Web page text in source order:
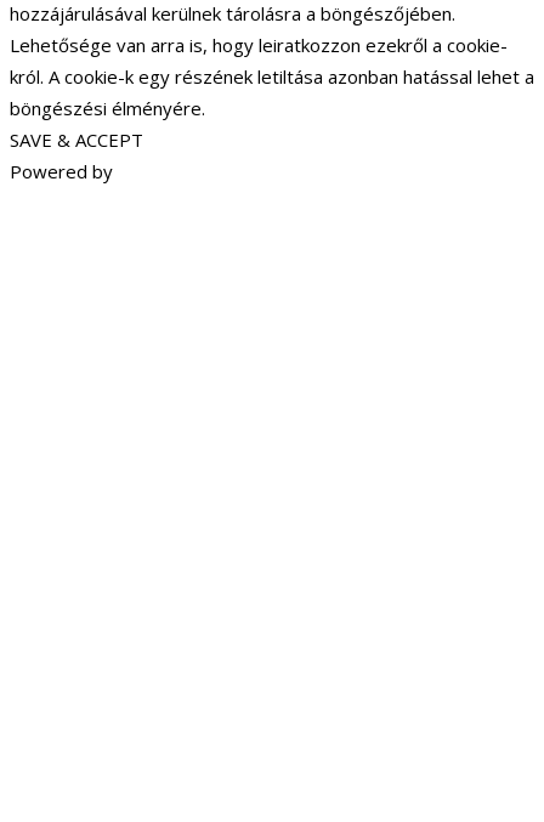
hozzájárulásával kerülnek tárolásra a böngészőjében.
Lehetősége van arra is, hogy leiratkozzon ezekről a cookie-
król. A cookie-k egy részének letiltása azonban hatással lehet a
böngészési élményére.
SAVE & ACCEPT
Powered by